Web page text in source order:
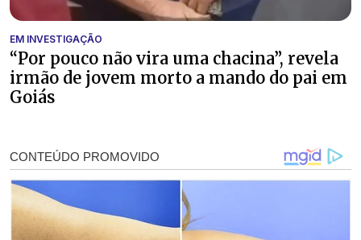
EM INVESTIGAÇÃO
“Por pouco não vira uma chacina”, revela
irmão de jovem morto a mando do pai em
Goiás